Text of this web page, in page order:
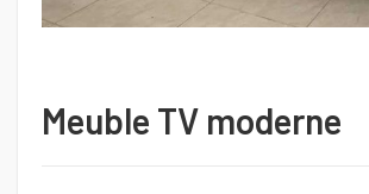
Meuble TV moderne